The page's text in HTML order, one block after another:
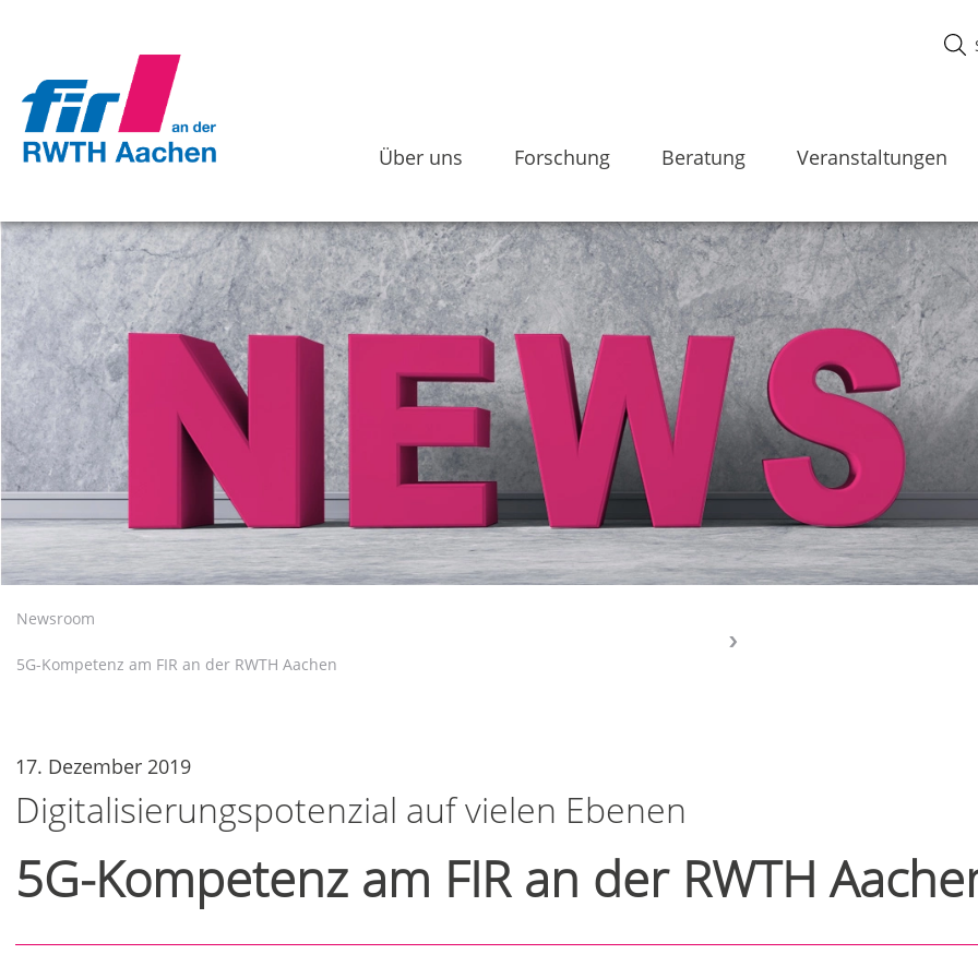
Über uns Forschung Beratung Veranstaltungen
Newsroom
5G-Kompetenz am FIR an der RWTH Aachen
17. Dezember 2019
Digitalisierungspotenzial auf vielen Ebenen
5G-Kompetenz am FIR an der RWTH